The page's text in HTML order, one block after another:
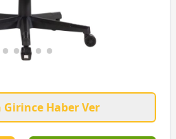
Girince Haber Ver